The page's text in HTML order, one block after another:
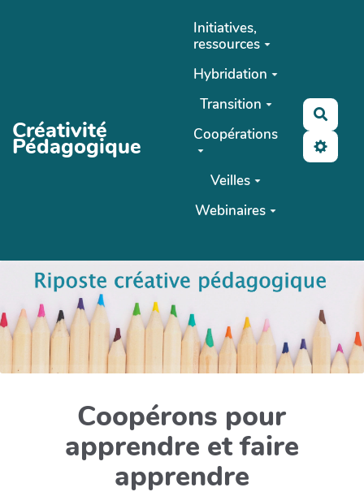
Créativité
Pédagogique
Initiatives,
ressources
Hybridation
Transition
Coopérations
Veilles
Webinaires
Coopérons pour
apprendre et faire
apprendre